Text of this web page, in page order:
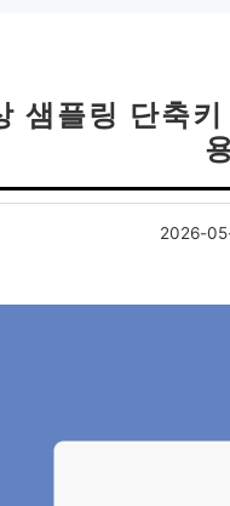
샘플링 단축
2026-